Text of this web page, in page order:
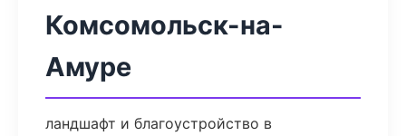
Комсомольск-на-
Амуре
ландшафт и благоустройство в